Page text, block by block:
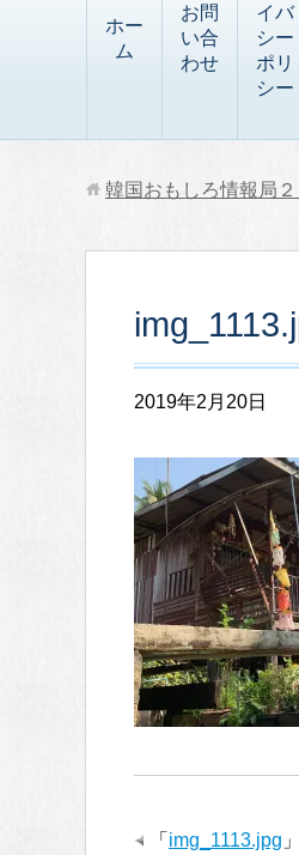
ホー
ム
お問
い合
わせ
イバ
シー
ポリ
シー
韓国おもしろ情報局２
2019年2月20日
「 img_1113.jpg 」